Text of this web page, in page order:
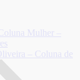
Mulher –
– Coluna de